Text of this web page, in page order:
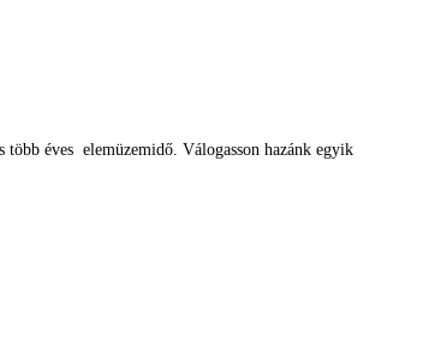
éves elemüzemidő. Válogasson hazánk egyik